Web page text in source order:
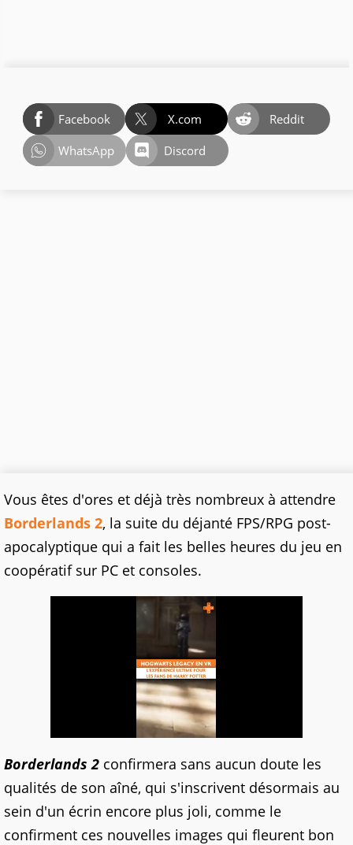
Facebook X.com
Reddit
WhatsApp
Discord
Vous êtes d'ores et déjà très nombreux à attendre
Borderlands 2, la suite du déjanté FPS/RPG post-
apocalyptique qui a fait les belles heures du jeu en
coopératif sur PC et consoles.
Borderlands 2 confirmera sans aucun doute les
qualités de son aîné, qui s'inscrivent désormais au
sein d'un écrin encore plus joli, comme le
confirment ces nouvelles images qui fleurent bon